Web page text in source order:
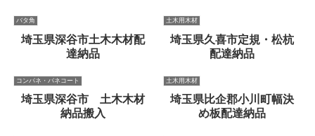
バタ角
埼玉県深谷市土木木材配
達納品
土木用木材
埼玉県久喜市定規・松杭
配達納品
コンパネ・パネコート
埼玉県深谷市 土木木材
納品搬入
土木用木材
埼玉県比企郡小川町幅決
め板配達納品